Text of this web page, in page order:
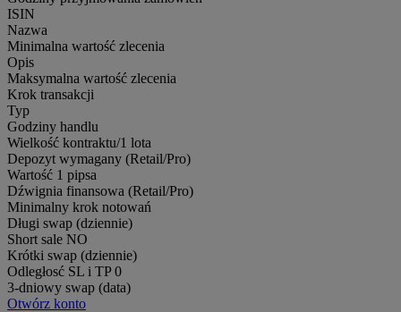
ISIN
Nazwa
Minimalna wartość zlecenia
Opis
Maksymalna wartość zlecenia
Krok transakcji
Typ
Godziny handlu
Wielkość kontraktu/1 lota
Depozyt wymagany (Retail/Pro)
Wartość 1 pipsa
Dźwignia finansowa (Retail/Pro)
Minimalny krok notowań
Długi swap (dziennie)
Short sale NO
Krótki swap (dziennie)
Odległosć SL i TP 0
3-dniowy swap (data)
Otwórz konto